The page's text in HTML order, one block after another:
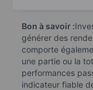
Bon à savoir :
générer des
comporte
une partie ou la
performances
indicateur fiable